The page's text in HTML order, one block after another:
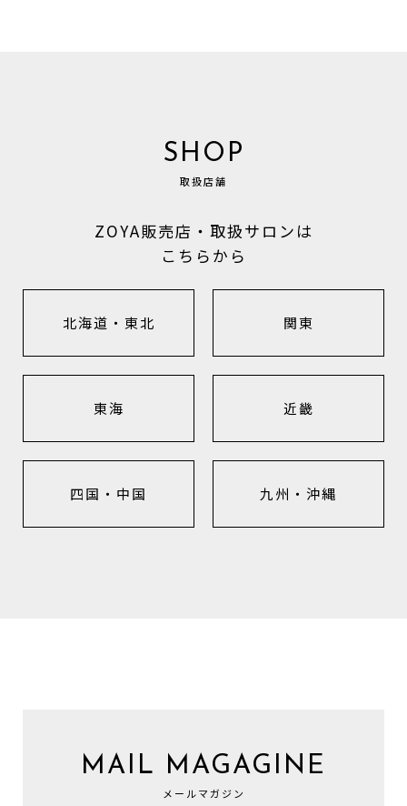
SHOP
取扱店舗
ZOYA販売店・取扱サロンは
こちらから
北海道・東北 関東
東海 近畿
四国・中国 九州・沖縄
MAIL MAGAGINE
メールマガジン